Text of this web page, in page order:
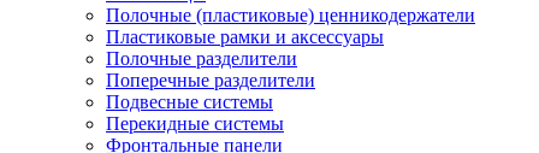
Полочные (пластиковые) ценникодержатели
Пластиковые рамки и аксессуары
Полочные разделители
Поперечные разделители
Подвесные системы
Перекидные системы
Фронтальные панели